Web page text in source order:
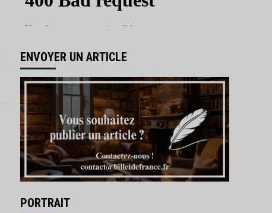
ENVOYER UN ARTICLE
PORTRAIT